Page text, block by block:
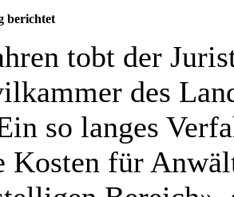
berichtet
tobt der
des
so langes
Kosten für